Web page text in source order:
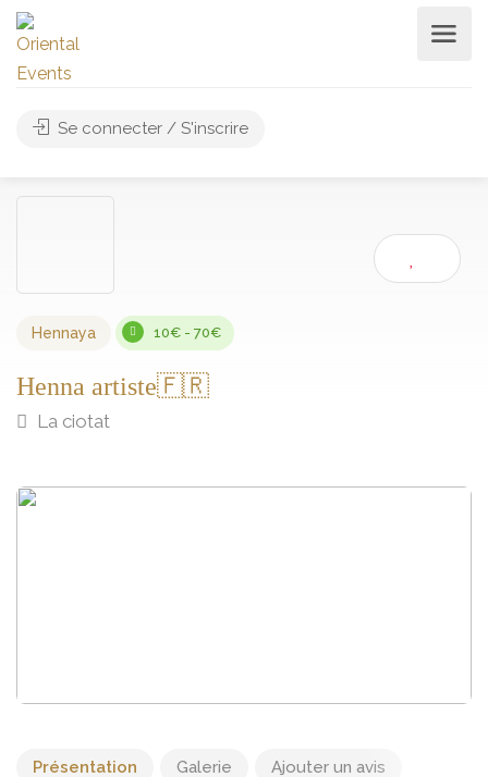
Se connecter / S'inscrire
Hennaya 10€ - 70€
Henna artiste🇫🇷
La ciotat
Présentation Galerie Ajouter un avis